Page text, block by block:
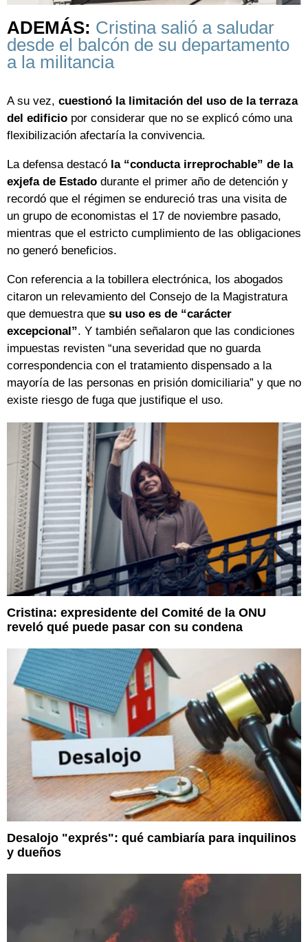
ADEMÁS: Cristina salió a saludar
desde el balcón de su departamento
a la militancia
A su vez, cuestionó la limitación del uso de la terraza
del edificio por considerar que no se explicó cómo una
flexibilización afectaría la convivencia.
La defensa destacó la “conducta irreprochable” de la
exjefa de Estado durante el primer año de detención y
recordó que el régimen se endureció tras una visita de
un grupo de economistas el 17 de noviembre pasado,
mientras que el estricto cumplimiento de las obligaciones
no generó beneficios.
Con referencia a la tobillera electrónica, los abogados
citaron un relevamiento del Consejo de la Magistratura
que demuestra que su uso es de “carácter
excepcional”. Y también señalaron que las condiciones
impuestas revisten “una severidad que no guarda
correspondencia con el tratamiento dispensado a la
mayoría de las personas en prisión domiciliaria” y que no
existe riesgo de fuga que justifique el uso.
Cristina: expresidente del Comité de la ONU
reveló qué puede pasar con su condena
Desalojo "exprés": qué cambiaría para inquilinos
y dueños